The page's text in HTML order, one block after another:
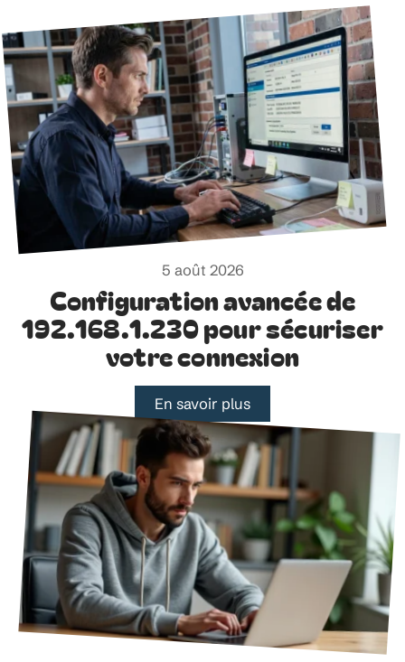
5 août 2026
Configuration avancée de
192.168.1.230 pour sécuriser
votre connexion
En savoir plus